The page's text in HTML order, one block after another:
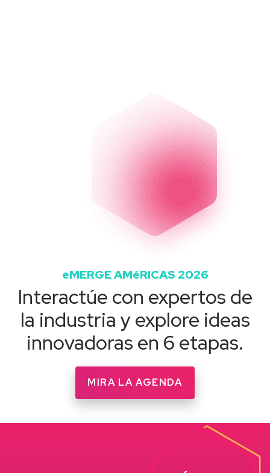
eMERGE AMéRICAS 2026
Interactúe con expertos de
la industria y explore ideas
innovadoras en 6 etapas.
MIRA LA AGENDA